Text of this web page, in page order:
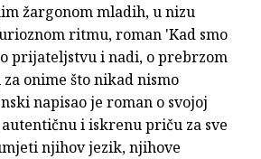
žargonom mladih, u nizu
ritmu, roman 'Kad smo
prijateljstvu i nadi, o prebrzom
onime što nikad nismo
napisao je roman o svojoj
i iskrenu priču za sve
njihov jezik, njihove